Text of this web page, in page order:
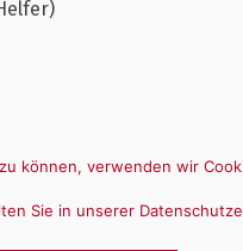
können, verwenden wir
Sie in unserer